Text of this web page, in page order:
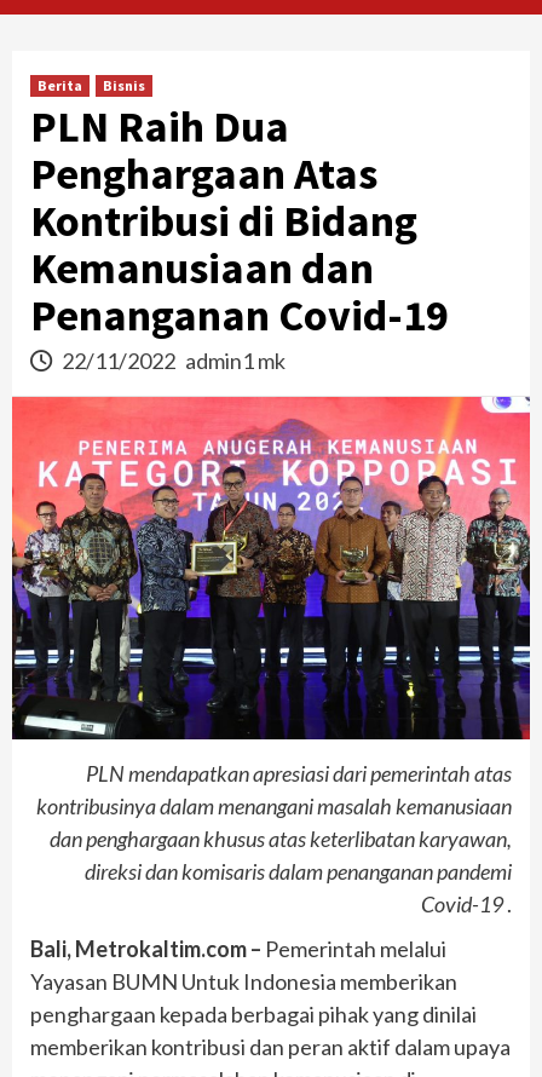
Berita Bisnis
PLN Raih Dua
Penghargaan Atas
Kontribusi di Bidang
Kemanusiaan dan
Penanganan Covid-19
22/11/2022 admin1 mk
PLN mendapatkan apresiasi dari pemerintah atas
kontribusinya dalam menangani masalah kemanusiaan
dan penghargaan khusus atas keterlibatan karyawan,
direksi dan komisaris dalam penanganan pandemi
Covid-19.
Bali, Metrokaltim.com – Pemerintah melalui
Yayasan BUMN Untuk Indonesia memberikan
penghargaan kepada berbagai pihak yang dinilai
memberikan kontribusi dan peran aktif dalam upaya